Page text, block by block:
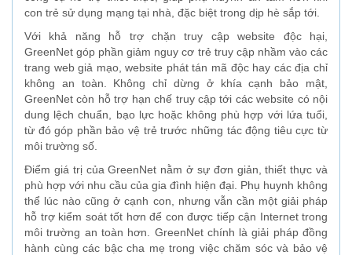
con trẻ sử dụng mạng tại nhà, đặc biệt trong dịp hè sắp tới.
Với khả năng hỗ trợ chặn truy cập website độc hại,
GreenNet góp phần giảm nguy cơ trẻ truy cập nhầm vào các
trang web giả mạo, website phát tán mã độc hay các địa chỉ
không an toàn. Không chỉ dừng ở khía cạnh bảo mật,
GreenNet còn hỗ trợ hạn chế truy cập tới các website có nội
dung lệch chuẩn, bạo lực hoặc không phù hợp với lứa tuổi,
từ đó góp phần bảo vệ trẻ trước những tác động tiêu cực từ
môi trường số.
Điểm giá trị của GreenNet nằm ở sự đơn giản, thiết thực và
phù hợp với nhu cầu của gia đình hiện đại. Phụ huynh không
thể lúc nào cũng ở cạnh con, nhưng vẫn cần một giải pháp
hỗ trợ kiểm soát tốt hơn để con được tiếp cận Internet trong
môi trường an toàn hơn. GreenNet chính là giải pháp đồng
hành cùng các bậc cha mẹ trong việc chăm sóc và bảo vệ